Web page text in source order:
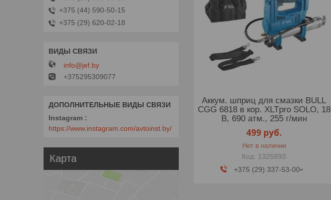
Аккум. шприц для смазки BULL
CGG 6818 в кор. XLTpro SOLO, 18
В, 690 атм., 255 г/мин
499 руб.
Нет в наличии
1325893
+375 (29) 337-53-00
+375 (44) 590-50-15
+375 (29) 620-02-18
info@jef.by
+375295309077
Instagram
https://www.instagram.com/avtoinst.by/
Карта